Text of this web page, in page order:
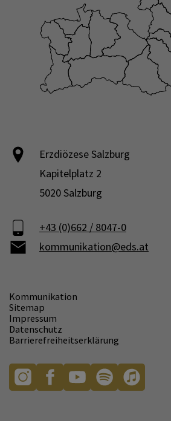
Erzdiözese Salzburg
Kapitelplatz 2
5020 Salzburg
+43 (0)662 / 8047-0
kommunikation@eds.at
Kommunikation
Sitemap
Impressum
Datenschutz
Barrierefreiheitserklärung